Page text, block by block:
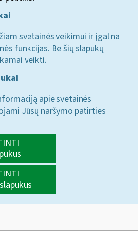
svetainės veikimui ir įgalina
funkcijas. Be šių slapukų
veikti.
apie svetainės
Jūsų naršymo patirties